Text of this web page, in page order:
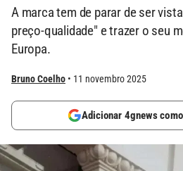
A marca tem de parar de ser
preço-qualidade" e trazer o seu
Europa.
Bruno Coelho 11 novembro 2025
Adicionar 4gnews